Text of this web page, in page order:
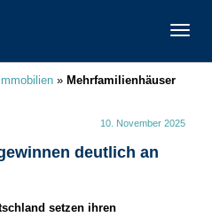
Immobilien » Mehrfamilienhäuser
10. November 2025
deutlich an
setzen ihren